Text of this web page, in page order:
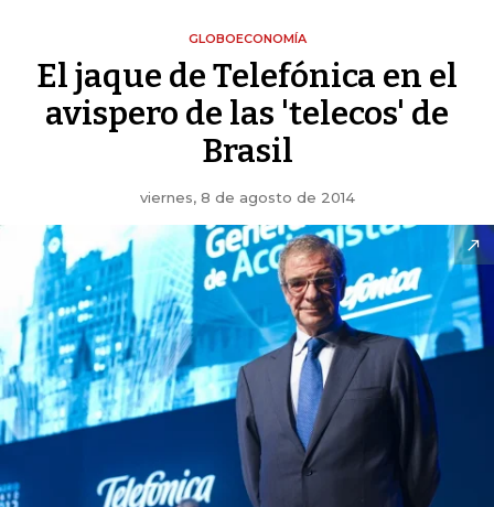
GLOBOECONOMÍA
El jaque de Telefónica en el
avispero de las 'telecos' de
Brasil
viernes, 8 de agosto de 2014